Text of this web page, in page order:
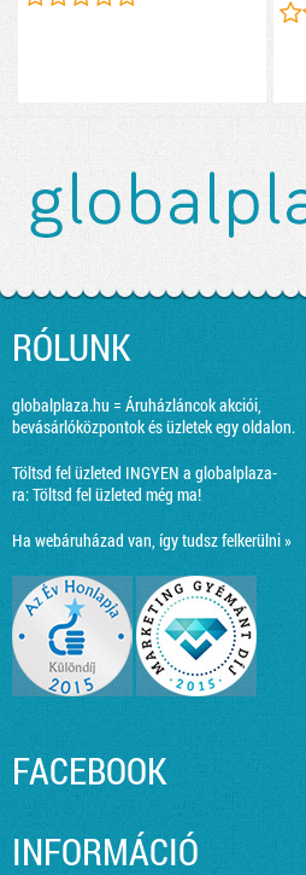
RÓLUNK
globalplaza.hu = Áruházláncok akciói,
bevásárlóközpontok és üzletek egy oldalon.
Töltsd fel üzleted INGYEN a globalplaza-
ra:Töltsd fel üzleted még ma!
Ha webáruházad van, így tudsz felkerülni »
FACEBOOK
INFORMÁCIÓ